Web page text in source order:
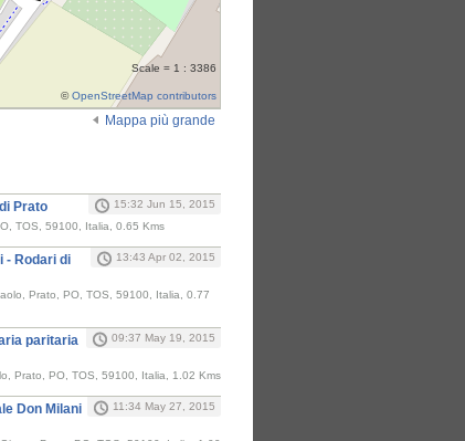
Scale = 1 : 3386
©OpenStreetMap contributors
Mappa più grande
Prato
15:32 Jun 15, 2015
TOS, 59100, Italia, 0.65 Kms
- Rodari di
13:43 Apr 02, 2015
Prato, PO, TOS, 59100, Italia, 0.77
paritaria
09:37 May 19, 2015
Prato, PO, TOS, 59100, Italia, 1.02 Kms
Don Milani
11:34 May 27, 2015